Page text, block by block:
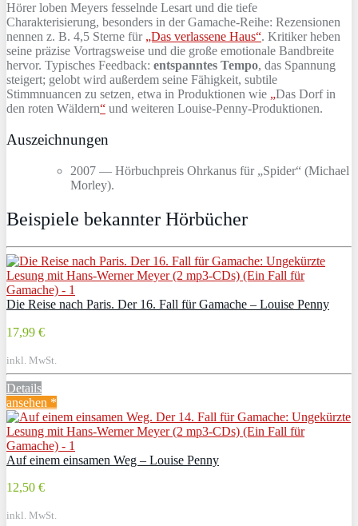
Hörer loben Meyers fesselnde Lesart und die tiefe
Charakterisierung, besonders in der Gamache-Reihe: Rezensionen
nennen z. B. 4,5 Sterne für „Das verlassene Haus“. Kritiker heben
seine präzise Vortragsweise und die große emotionale Bandbreite
hervor. Typisches Feedback: entspanntes Tempo, das Spannung
steigert; gelobt wird außerdem seine Fähigkeit, subtile
Stimmnuancen zu setzen, etwa in Produktionen wie „Das Dorf in
den roten Wäldern“ und weiteren Louise-Penny-Produktionen.
Auszeichnungen
2007 — Hörbuchpreis Ohrkanus für „Spider“ (Michael
Morley).
Beispiele bekannter Hörbücher
Die Reise nach Paris. Der 16. Fall für Gamache – Louise Penny
17,99 €
inkl. MwSt.
Details
ansehen *
Auf einem einsamen Weg – Louise Penny
12,50 €
inkl. MwSt.